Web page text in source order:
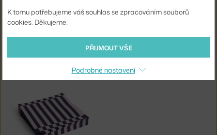
UBROUSKY PATTERN DINNER 20KS, LIGHT PINK AND DARK BLUE PILLAR STRIPE UBROUSKY PATTERN LUNCH 20KS, GREY AND BLUE PILLAR STRIPE
HAY
K tomu potřebujeme váš souhlas se zpracováním souborů
cookies. Děkujeme.
PŘIJMOUT VŠE
Podrobné nastavení